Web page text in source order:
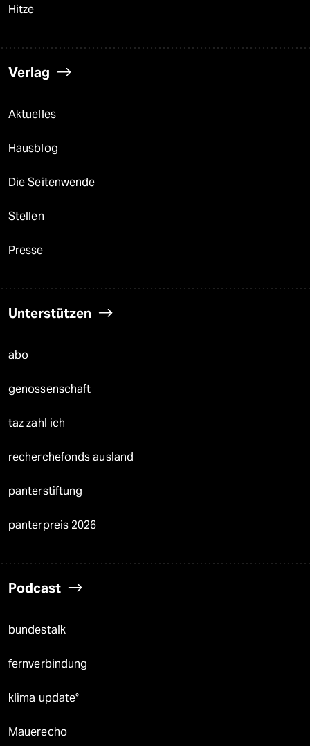
Hitze
Verlag
Aktuelles
Hausblog
Die Seitenwende
Stellen
Presse
Unterstützen
abo
genossenschaft
taz zahl ich
recherchefonds ausland
panterstiftung
panterpreis 2026
Podcast
bundestalk
fernverbindung
klima update°
Mauerecho